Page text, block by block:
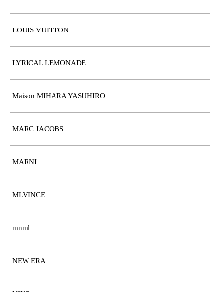
LOUIS VUITTON
LYRICAL LEMONADE
Maison MIHARA YASUHIRO
MARC JACOBS
MARNI
MLVINCE
mnml
NEW ERA